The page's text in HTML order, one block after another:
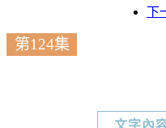
下
第124集
文字內